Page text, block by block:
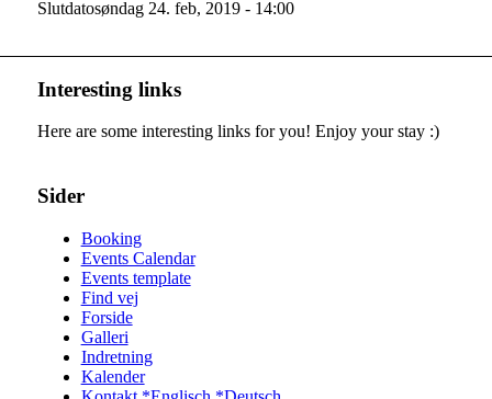
Slutdatosøndag 24. feb, 2019 - 14:00
Interesting links
Here are some interesting links for you! Enjoy your stay :)
Sider
Booking
Events Calendar
Events template
Find vej
Forside
Galleri
Indretning
Kalender